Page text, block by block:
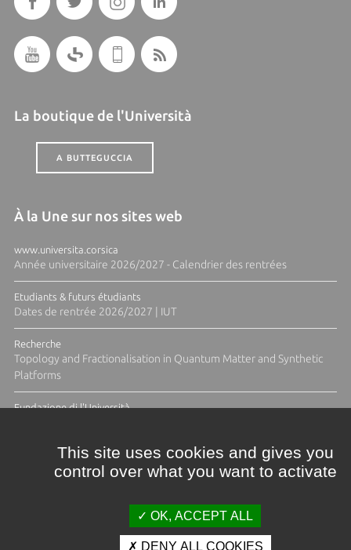
La boutique de l'Università
A BUTTEGUCCIA
À la Une sur nos sites web
www.universita.corsica
Année universitaire 2026/2027 - Calendrier des rentrées
Etudiants & futurs étudiants
Dates de rentrée 2026/2027 | IUT
Recherche
Topology and Fractionalisation in Quantum Matter and Synthetic
Platforms
Fundazione di l'Università
This site uses cookies and gives you
control over what you want to activate
OK, ACCEPT ALL
DENY ALL COOKIES